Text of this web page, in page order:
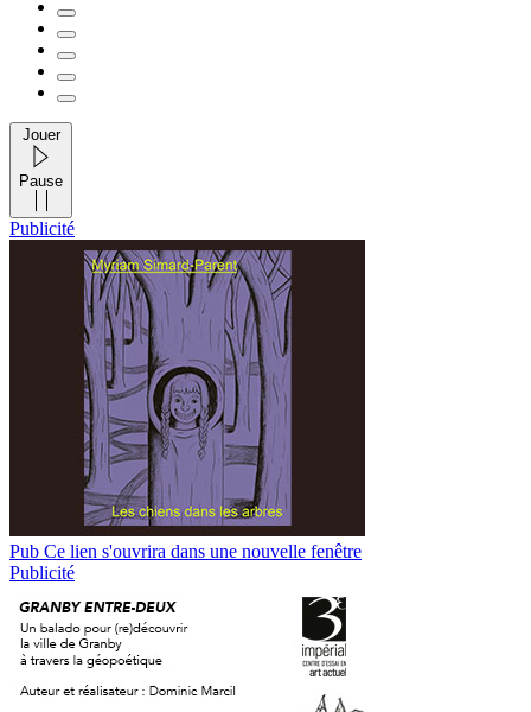
Jouer
Pause
Publicité
Pub Ce lien s'ouvrira dans une nouvelle fenêtre
Publicité